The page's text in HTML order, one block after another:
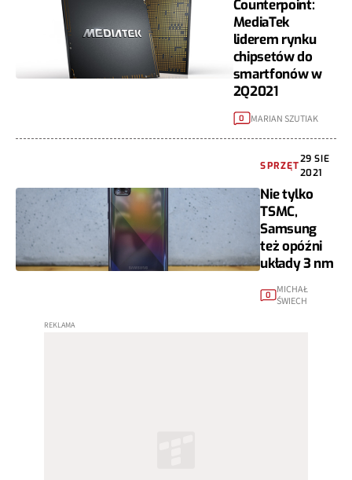
Counterpoint:
MediaTek
liderem rynku
chipsetów do
smartfonów w
2Q2021
0 MARIAN SZUTIAK
SPRZĘT
29 SIE
2021
Nie tylko
TSMC,
Samsung
też opóźni
układy 3 nm
0
MICHAŁ
ŚWIECH